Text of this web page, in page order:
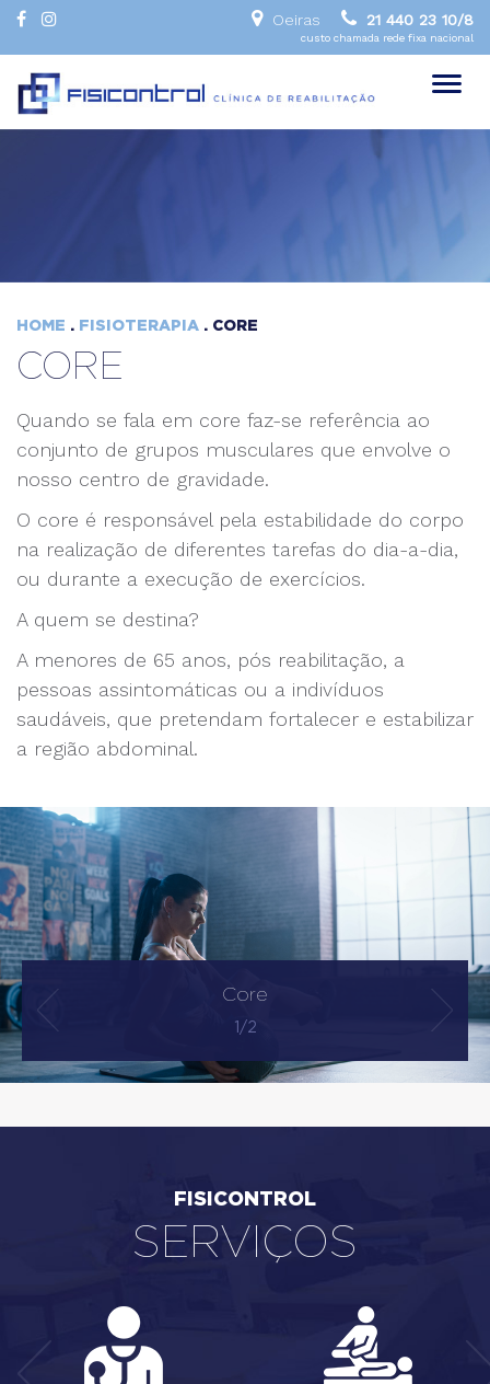
Oeiras 21 440 23 10/8
custo chamada rede fixa nacional
HOME . FISIOTERAPIA . CORE
CORE
Quando se fala em core faz-se referência ao
conjunto de grupos musculares que envolve o
nosso centro de gravidade.
O core é responsável pela estabilidade do corpo
na realização de diferentes tarefas do dia-a-dia,
ou durante a execução de exercícios.
A quem se destina?
A menores de 65 anos, pós reabilitação, a
pessoas assintomáticas ou a indivíduos
saudáveis, que pretendam fortalecer e estabilizar
a região abdominal.
Core
1/2
FISICONTROL
SERVIÇOS